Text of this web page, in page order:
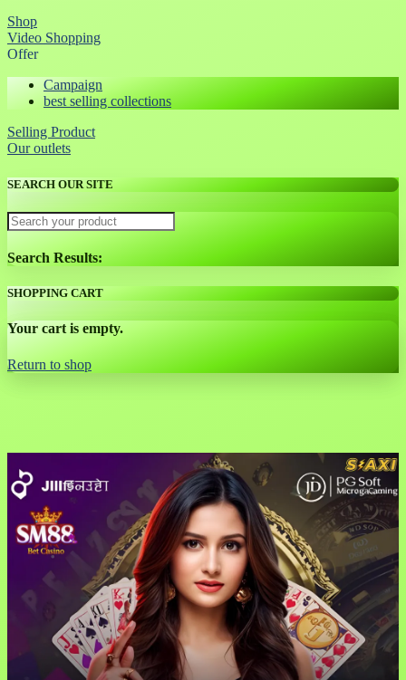
Shop
Video Shopping
Offer
Campaign
best selling collections
Selling Product
Our outlets
SEARCH OUR SITE
Search Results:
SHOPPING CART
Your cart is empty.
Return to shop